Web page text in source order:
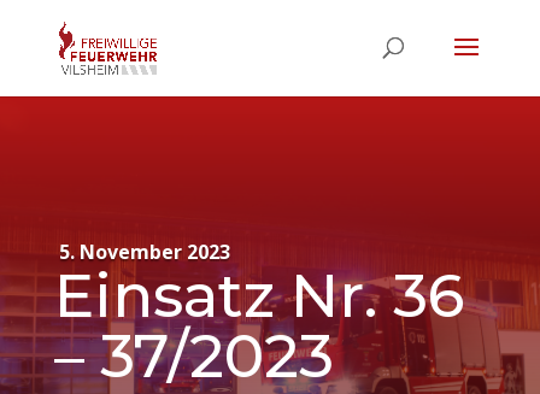
5. November 2023
Einsatz Nr. 36
– 37/2023